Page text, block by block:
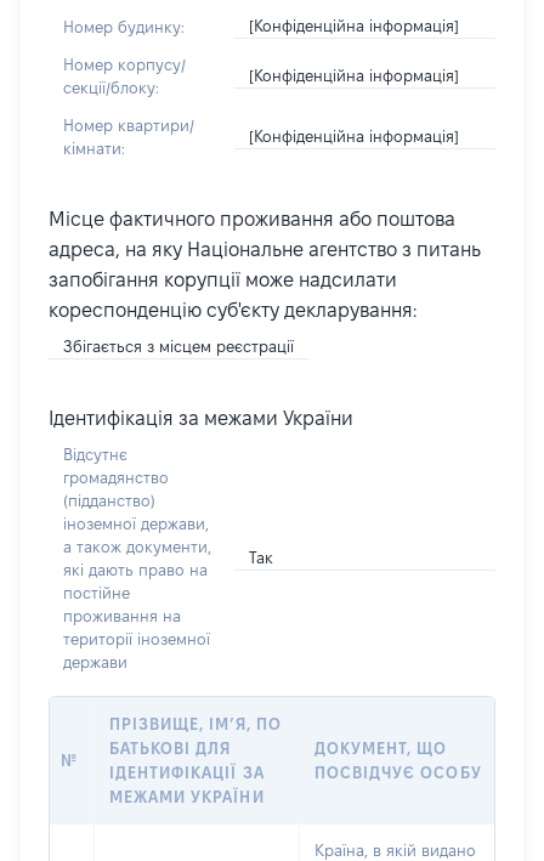
Номер будинку: [Конфіденційна інформація]
Номер корпусу/
секції/блоку:
[Конфіденційна інформація]
Номер квартири/
кімнати:
[Конфіденційна інформація]
Місце фактичного проживання або поштова
адреса, на яку Національне агентство з питань
запобігання корупції може надсилати
кореспонденцію суб'єкту декларування:
Збігається з місцем реєстрації
Ідентифікація за межами України
Відсутнє
громадянство
(підданство)
іноземної держави,
а також документи,
які дають право на
постійне
проживання на
території іноземної
держави
Так
№
ПРІЗВИЩЕ, ІМ’Я, ПО
БАТЬКОВІ ДЛЯ
ІДЕНТИФІКАЦІЇ ЗА
МЕЖАМИ УКРАЇНИ
ДОКУМЕНТ, ЩО
ПОСВІДЧУЄ ОСОБУ
Країна, в якій видано